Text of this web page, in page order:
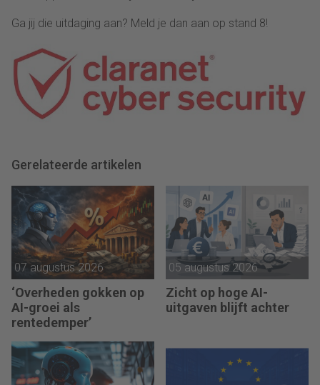
Ga jij die uitdaging aan? Meld je dan aan op stand 8!
Gerelateerde artikelen
07 augustus 2026
‘Overheden gokken op
AI-groei als
rentedemper’
05 augustus 2026
Zicht op hoge AI-
uitgaven blijft achter